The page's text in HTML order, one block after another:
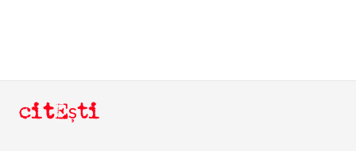
citEști